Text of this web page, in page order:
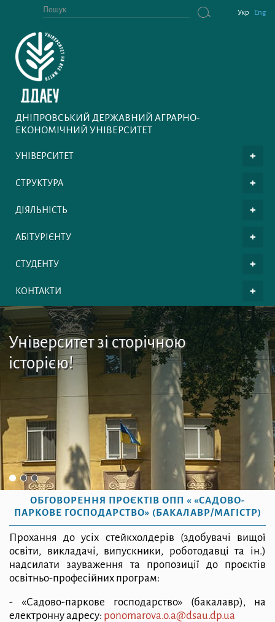
Укр Eng
ДНІПРОВСЬКИЙ ДЕРЖАВНИЙ АГРАРНО-
ЕКОНОМІЧНИЙ УНІВЕРСИТЕТ
УНІВЕРСИТЕТ
СТРУКТУРА
ДІЯЛЬНІСТЬ
АБІТУРІЄНТУ
СТУДЕНТУ
КОНТАКТИ
Університет зі сторічною
історією!
ОБГОВОРЕННЯ ПРОЄКТІВ ОПП « «САДОВО-
ПАРКОВЕ ГОСПОДАРСТВО» (БАКАЛАВР/МАГІСТР)
Прохання до усіх стейкхолдерів (здобувачі вищої
освіти, викладачі, випускники, роботодавці та ін.)
надсилати зауваження та пропозиції до проєктів
освітньо-професійних програм:
- «Садово-паркове господарство» (бакалавр), на
електронну адресу: ponomarova.o.a@dsau.dp.ua